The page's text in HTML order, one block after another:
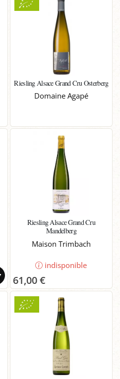
Riesling Alsace Grand Cru Osterberg
Domaine Agapé
Riesling Alsace Grand Cru
Mandelberg
Maison Trimbach
indisponible
61,00 €